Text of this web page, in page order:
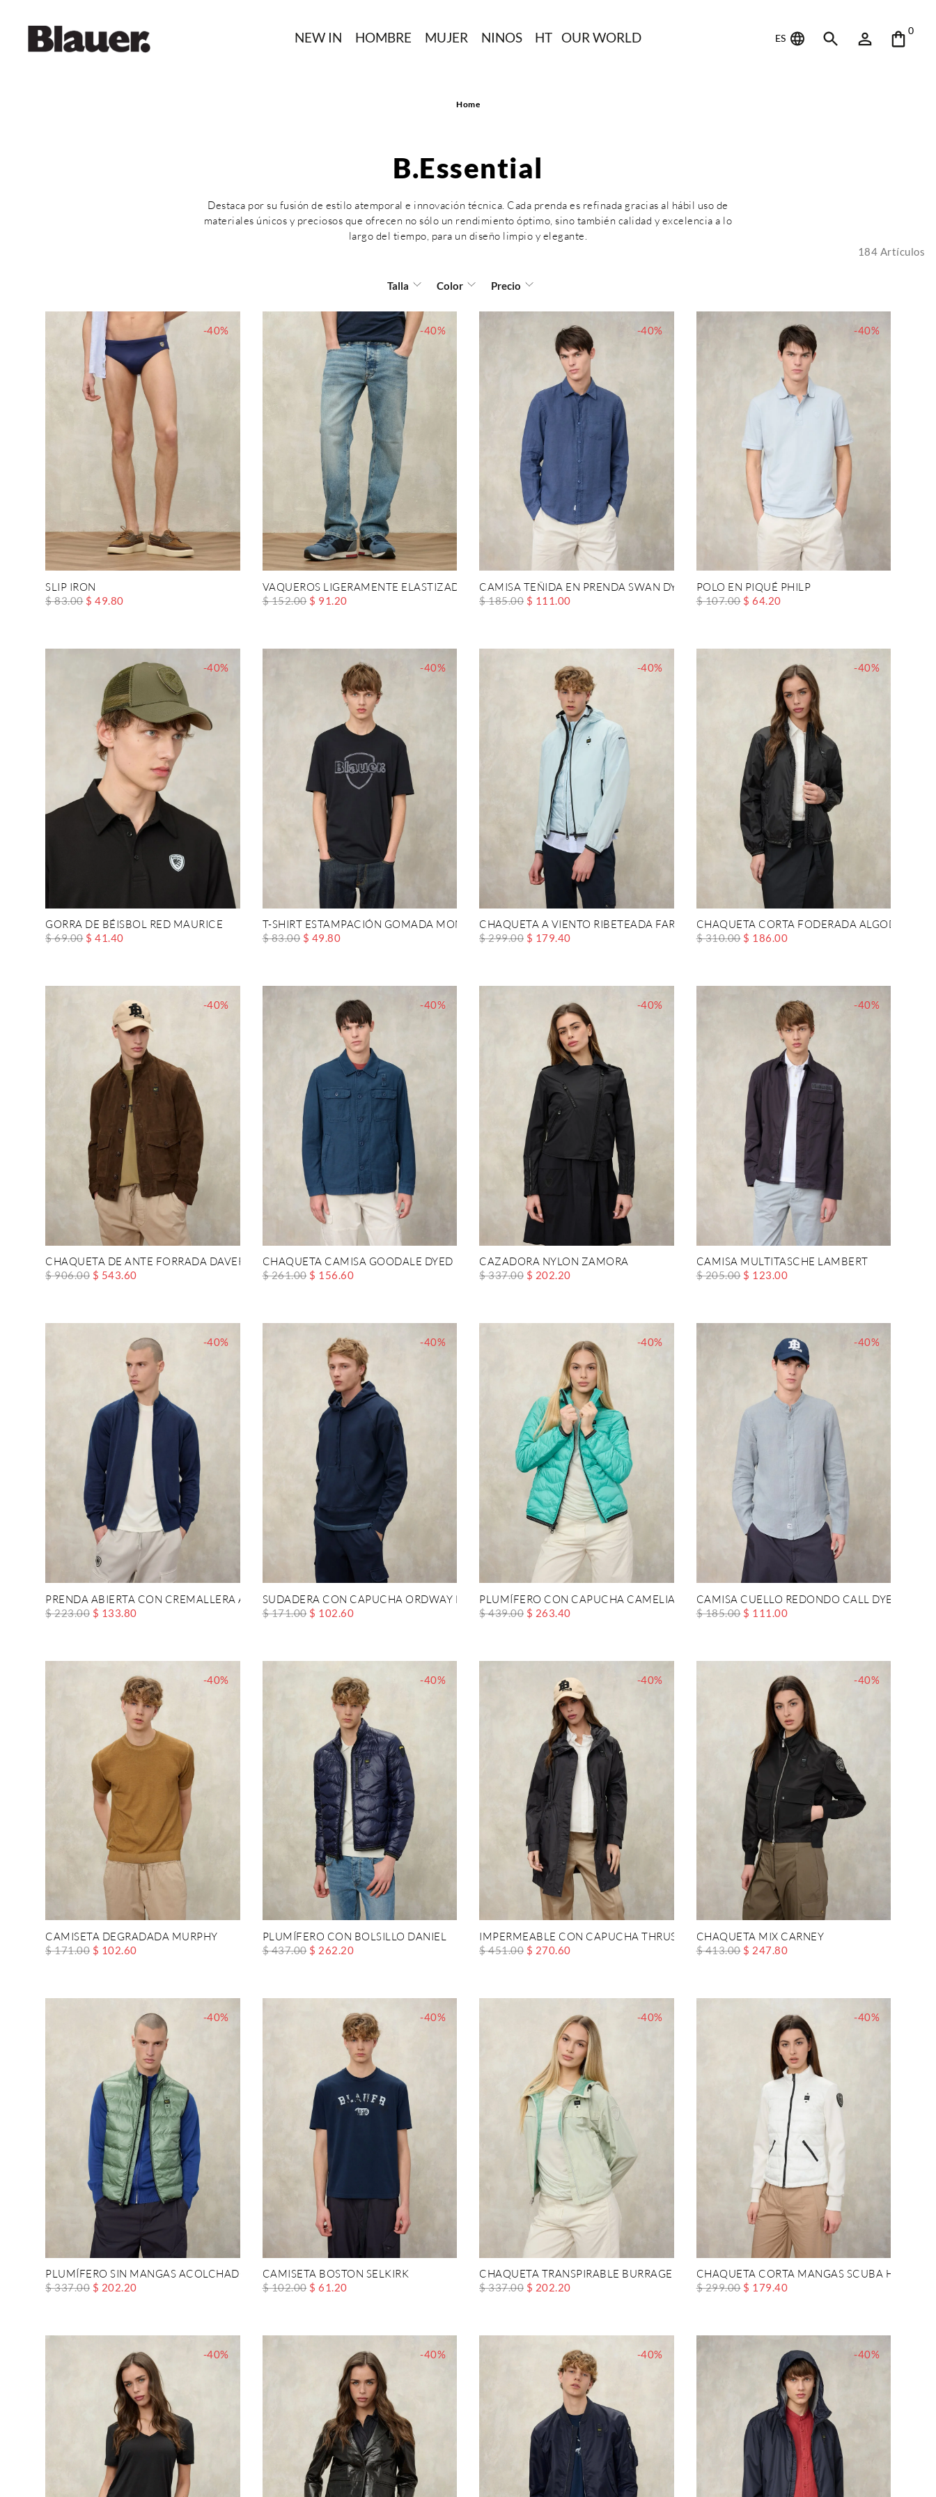
NEW IN HOMBRE MUJER NINOS HT OUR WORLD ES
0
Home
B.Essential
Destaca por su fusión de estilo atemporal e innovación técnica. Cada prenda es refinada gracias al hábil uso de
materiales únicos y preciosos que ofrecen no sólo un rendimiento óptimo, sino también calidad y excelencia a lo
largo del tiempo, para un diseño limpio y elegante.
184 Artículos
Talla Color Precio
-40%
SLIP IRON
$ 83.00 $ 49.80
-40%
VAQUEROS LIGERAMENTE ELASTIZADOS NEVADA
$ 152.00 $ 91.20
-40%
CAMISA TEÑIDA EN PRENDA SWAN DYED
$ 185.00 $ 111.00
-40%
POLO EN PIQUÉ PHILP
$ 107.00 $ 64.20
-40%
GORRA DE BÉISBOL RED MAURICE
$ 69.00 $ 41.40
-40%
T-SHIRT ESTAMPACIÓN GOMADA MONTFERN
$ 83.00 $ 49.80
-40%
CHAQUETA A VIENTO RIBETEADA FARRIN
$ 299.00 $ 179.40
-40%
CHAQUETA CORTA FODERADA ALGODÓN
$ 310.00 $ 186.00
-40%
CHAQUETA DE ANTE FORRADA DAVER
$ 906.00 $ 543.60
-40%
CHAQUETA CAMISA GOODALE DYED
$ 261.00 $ 156.60
-40%
CAZADORA NYLON ZAMORA
$ 337.00 $ 202.20
-40%
CAMISA MULTITASCHE LAMBERT
$ 205.00 $ 123.00
-40%
PRENDA ABIERTA CON CREMALLERA ALTACREST
$ 223.00 $ 133.80
-40%
SUDADERA CON CAPUCHA ORDWAY DYED
$ 171.00 $ 102.60
-40%
PLUMÍFERO CON CAPUCHA CAMELIA
$ 439.00 $ 263.40
-40%
CAMISA CUELLO REDONDO CALL DYED
$ 185.00 $ 111.00
-40%
CAMISETA DEGRADADA MURPHY
$ 171.00 $ 102.60
-40%
PLUMÍFERO CON BOLSILLO DANIEL
$ 437.00 $ 262.20
-40%
IMPERMEABLE CON CAPUCHA THRUSH
$ 451.00 $ 270.60
-40%
CHAQUETA MIX CARNEY
$ 413.00 $ 247.80
-40%
PLUMÍFERO SIN MANGAS ACOLCHADO RAWSON
$ 337.00 $ 202.20
-40%
CAMISETA BOSTON SELKIRK
$ 102.00 $ 61.20
-40%
CHAQUETA TRANSPIRABLE BURRAGE
$ 337.00 $ 202.20
-40%
CHAQUETA CORTA MANGAS SCUBA HASKEL
$ 299.00 $ 179.40
-40% -40% -40% -40%